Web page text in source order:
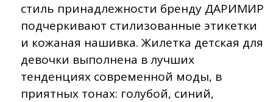
стиль принадлежности бренду ДАРИМИР
подчеркивают стилизованные этикетки
и кожаная нашивка. Жилетка детская для
девочки выполнена в лучших
тенденциях современной моды, в
приятных тонах: голубой, синий,